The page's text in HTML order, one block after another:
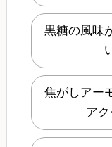
黒糖の風味
焦がしアー
ア